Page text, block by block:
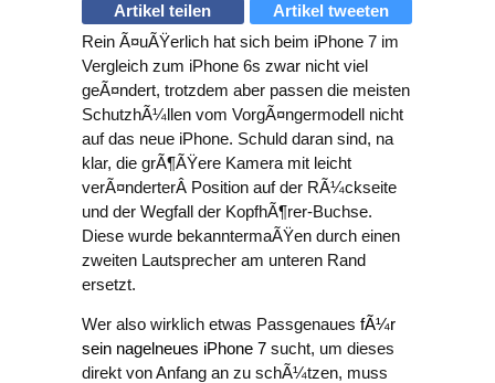
Artikel teilen
Artikel tweeten
Rein Ã¤uÃŸerlich hat sich beim iPhone 7 im
Vergleich zum iPhone 6s zwar nicht viel
geÃ¤ndert, trotzdem aber passen die meisten
SchutzhÃ¼llen vom VorgÃ¤ngermodell nicht
auf das neue iPhone. Schuld daran sind, na
klar, die grÃ¶ÃŸere Kamera mit leicht
verÃ¤nderterÂ Position auf der RÃ¼ckseite
und der Wegfall der KopfhÃ¶rer-Buchse.
Diese wurde bekanntermaÃŸen durch einen
zweiten Lautsprecher am unteren Rand
ersetzt.
Wer also wirklich etwas Passgenaues fÃ¼r
sein nagelneues iPhone 7 sucht, um dieses
direkt von Anfang an zu schÃ¼tzen, muss